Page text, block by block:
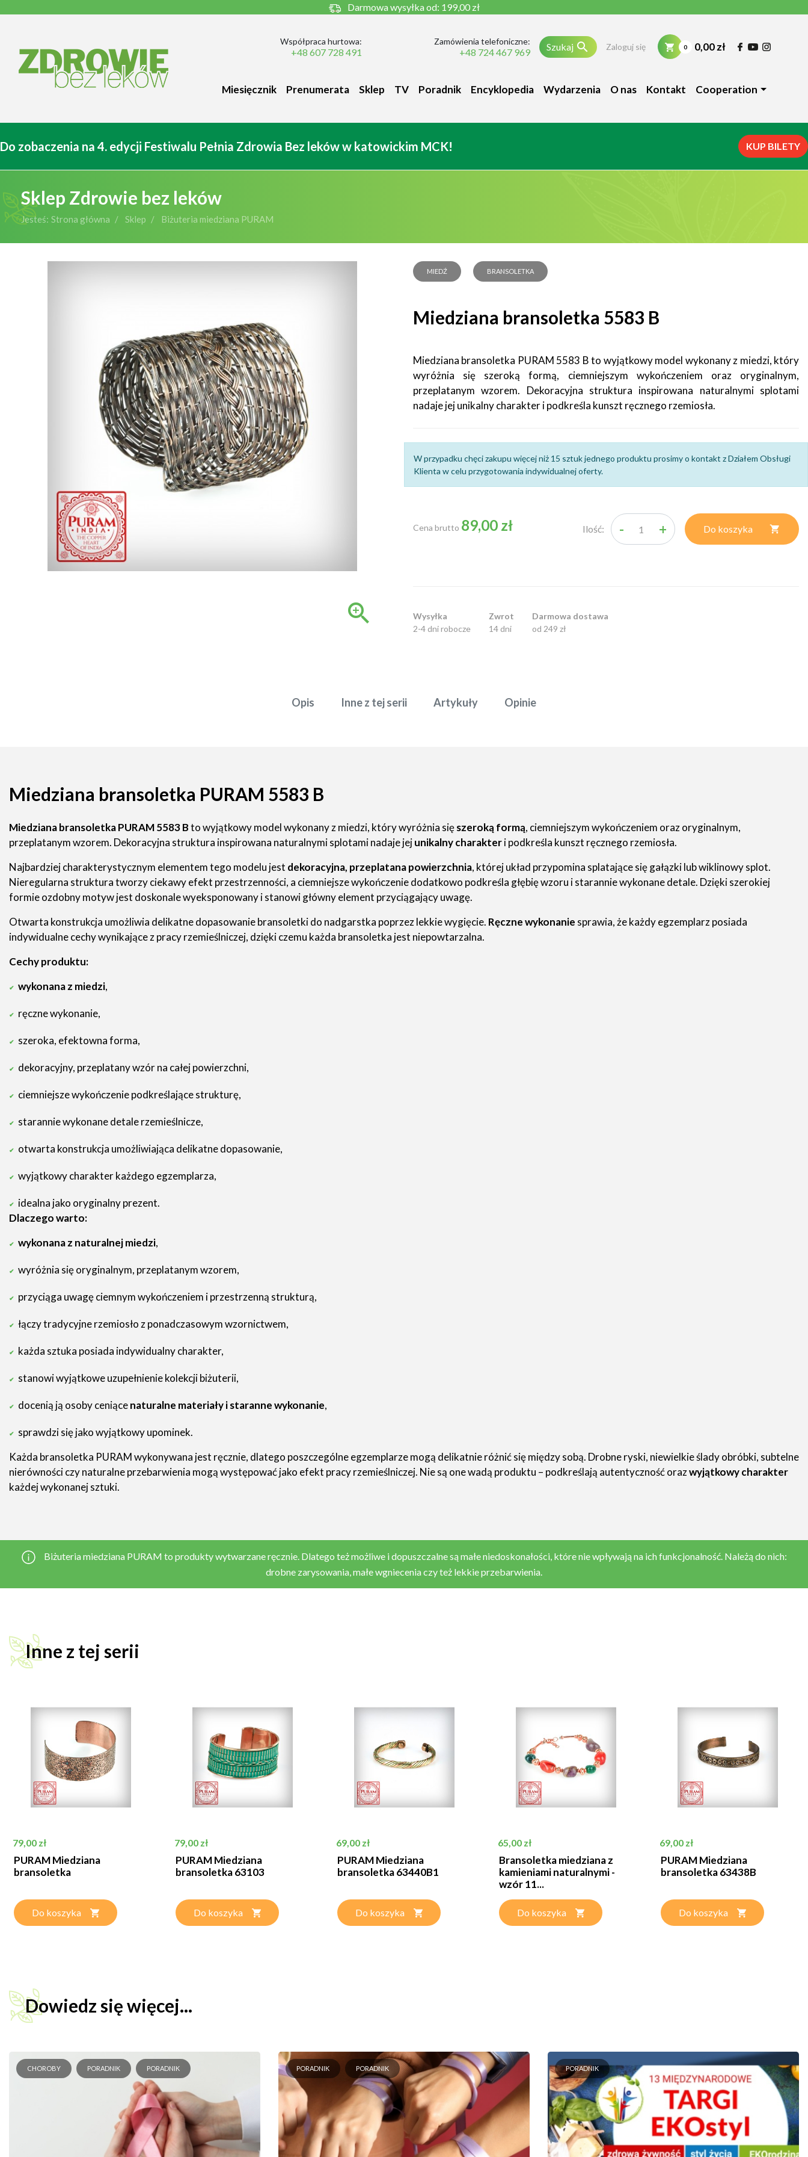
Darmowa wysyłka od: 199,00 zł
Współpraca hurtowa:
+48 607 728 491
Zamówienia telefoniczne:
+48 724 467 969 Szukaj  Zaloguj się 0 0,00 zł
Miesięcznik Prenumerata Sklep TV Poradnik Encyklopedia Wydarzenia O nas Kontakt Cooperation
Do zobaczenia na 4. edycji Festiwalu Pełnia Zdrowia Bez leków w katowickim MCK! KUP BILETY
Sklep Zdrowie bez leków
Jesteś: Strona główna Sklep Biżuteria miedziana PURAM

MIEDŹ BRANSOLETKA
Miedziana bransoletka 5583 B
Miedziana bransoletka PURAM 5583 B to wyjątkowy model wykonany z miedzi, który
wyróżnia się szeroką formą, ciemniejszym wykończeniem oraz oryginalnym,
przeplatanym wzorem. Dekoracyjna struktura inspirowana naturalnymi splotami
nadaje jej unikalny charakter i podkreśla kunszt ręcznego rzemiosła.
W przypadku chęci zakupu więcej niż 15 sztuk jednego produktu prosimy o kontakt z Działem Obsługi
Klienta w celu przygotowania indywidualnej oferty.
Cena brutto 89,00 zł Ilość: - + Do koszyka 
Wysyłka
2-4 dni robocze
Zwrot
14 dni
Darmowa dostawa
od 249 zł
Opis Inne z tej serii Artykuły Opinie
Miedziana bransoletka PURAM 5583 B
Miedziana bransoletka PURAM 5583 Bto wyjątkowy model wykonany z miedzi, który wyróżnia sięszeroką formą, ciemniejszym wykończeniem oraz oryginalnym,
przeplatanym wzorem. Dekoracyjna struktura inspirowana naturalnymi splotami nadaje jejunikalny charakteri podkreśla kunszt ręcznego rzemiosła.
Najbardziej charakterystycznym elementem tego modelu jest dekoracyjna, przeplatana powierzchnia, której układ przypomina splatające się gałązki lub wiklinowy splot.
Nieregularna struktura tworzy ciekawy efekt przestrzenności, a ciemniejsze wykończenie dodatkowo podkreśla głębię wzoru i starannie wykonane detale. Dzięki szerokiej
formie ozdobny motyw jest doskonale wyeksponowany i stanowi główny element przyciągający uwagę.
Otwarta konstrukcja umożliwia delikatne dopasowanie bransoletki do nadgarstka poprzez lekkie wygięcie. Ręczne wykonanie sprawia, że każdy egzemplarz posiada
indywidualne cechy wynikające z pracy rzemieślniczej, dzięki czemu każda bransoletka jest niepowtarzalna.
Cechy produktu:
wykonana z miedzi,
ręczne wykonanie,
szeroka, efektowna forma,
dekoracyjny, przeplatany wzór na całej powierzchni,
ciemniejsze wykończenie podkreślające strukturę,
starannie wykonane detale rzemieślnicze,
otwarta konstrukcja umożliwiająca delikatne dopasowanie,
wyjątkowy charakter każdego egzemplarza,
idealna jako oryginalny prezent.
Dlaczego warto:
wykonana z naturalnej miedzi,
wyróżnia się oryginalnym, przeplatanym wzorem,
przyciąga uwagę ciemnym wykończeniem i przestrzenną strukturą,
łączy tradycyjne rzemiosło z ponadczasowym wzornictwem,
każda sztuka posiada indywidualny charakter,
stanowi wyjątkowe uzupełnienie kolekcji biżuterii,
docenią ją osoby ceniącenaturalne materiały i staranne wykonanie,
sprawdzi się jako wyjątkowy upominek.
Każda bransoletka PURAM wykonywana jest ręcznie, dlatego poszczególne egzemplarze mogą delikatnie różnić się między sobą. Drobne ryski, niewielkie ślady obróbki, subtelne
nierówności czy naturalne przebarwienia mogą występować jako efekt pracy rzemieślniczej. Nie są one wadą produktu – podkreślają autentyczność orazwyjątkowy charakter
każdej wykonanej sztuki.
Biżuteria miedziana PURAM to produkty wytwarzane ręcznie. Dlatego też możliwe i dopuszczalne są małe niedoskonałości, które nie wpływają na ich funkcjonalność. Należą do nich:
drobne zarysowania, małe wgniecenia czy też lekkie przebarwienia.
Inne z tej serii
Cena
79,00 zł
PURAM Miedziana
bransoletka
Do koszyka
Cena
79,00 zł
PURAM Miedziana
bransoletka 63103
Do koszyka
Cena
69,00 zł
PURAM Miedziana
bransoletka 63440B1
Do koszyka
Cena
65,00 zł
Bransoletka miedziana z
kamieniami naturalnymi -
wzór 11...
Do koszyka
Cena
69,00 zł
PURAM Miedziana
bransoletka 63438B
Do koszyka
Dowiedz się więcej...
CHOROBY PORADNIK PORADNIK PORADNIK PORADNIK PORADNIK